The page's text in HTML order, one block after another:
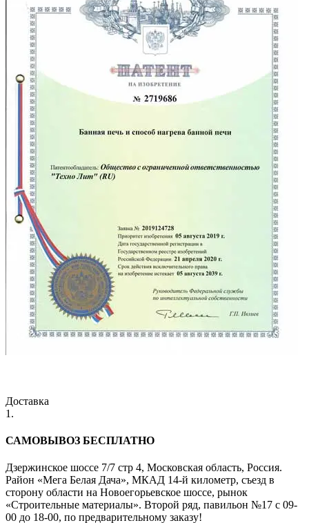
Доставка
1.
САМОВЫВОЗ БЕСПЛАТНО
Дзержинское шоссе 7/7 стр 4, Московская область, Россия.
Район «Мега Белая Дача», МКАД 14-й километр, съезд в
сторону области на Новоегорьевское шоссе, рынок
«Строительные материалы». Второй ряд, павильон №17 с 09-
00 до 18-00, по предварительному заказу!